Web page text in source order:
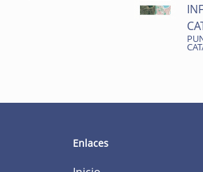
Enlaces